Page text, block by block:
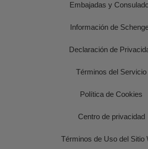
Embajadas y
Información de
Declaración de
Términos del Servicio
Política de Cookies
Centro de privacidad
Términos de Uso del Sitio